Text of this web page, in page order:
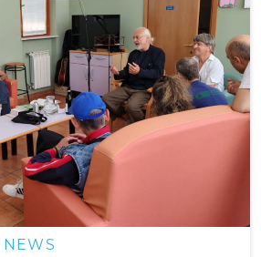
NEWS